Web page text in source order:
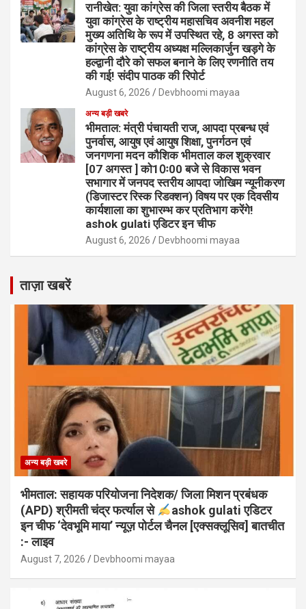
रानीखेत: युवा कांग्रेस की जिला स्तरीय बैठक में
युवा कांग्रेस के राष्ट्रीय महासचिव अवनीश महल
मुख्य अतिथि के रूप में उपस्थित रहे, 8 अगस्त को
कांग्रेस के राष्ट्रीय अध्यक्ष मल्लिकार्जुन खड़गे के
हल्द्वानी दौरे को सफल बनाने के लिए रणनीति तय
की गई! संदीप पाठक की रिपोर्ट
August 6, 2026 Devbhoomi mayaa
अन्य बड़ी खबरे
भीमताल: मंत्री पंचायती राज, आपदा प्रबन्ध एवं
पुनर्वास, आयुष एवं आयुष शिक्षा, पुनर्गठन एवं
जनगणना मदन कौशिक भीमताल कल शुक्रवार
[07 अगस्त ] को10ः00 बजे से विकास भवन
सभागार में जनपद स्तरीय आपदा जोखिम न्यूनीकरण
(डिजास्टर रिस्क रिडक्शन) विषय पर एक दिवसीय
कार्यशाला का शुभारम्भ कर प्रतिभाग करेंगे!
ashok gulati एडिटर इन चीफ
August 6, 2026 Devbhoomi mayaa
ताज़ा खबरें
अन्य बड़ी खबरे
भीमताल: सहायक परियोजना निदेशक/ जिला मिशन प्रबंधक
(APD) श्रीमती चंद्र फर्त्याल से
ashok gulati एडिटर
इन चीफ ‘देवभूमि माया’ न्यूज़ पोर्टल चैनल [एक्सक्लूसिव] बातचीत
:- लाइव
August 7, 2026 Devbhoomi mayaa